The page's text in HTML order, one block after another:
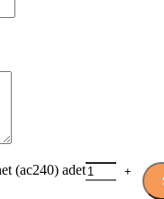
(ac240) adet